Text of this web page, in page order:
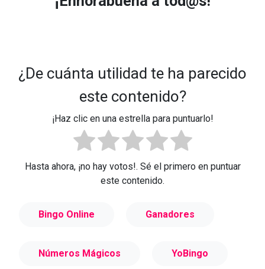
¿De cuánta utilidad te ha parecido
este contenido?
¡Haz clic en una estrella para puntuarlo!
Hasta ahora, ¡no hay votos!. Sé el primero en puntuar
este contenido.
Bingo Online Ganadores
Números Mágicos YoBingo